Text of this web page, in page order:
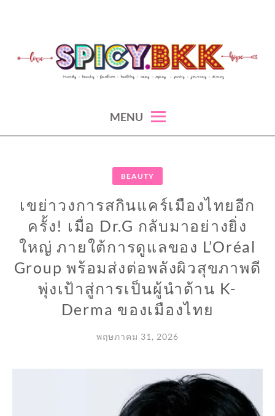
content
MENU
BEAUTY
เขย่าวงการสกินแคร์เมืองไทยอีก
ครั้ง! เมื่อ Dr.G กลับมาอย่างยิ่ง
ใหญ่ ภายใต้การดูแลของ L’Oréal
Group พร้อมส่งต่อพลังผิวสุขภาพดี
พุ่งเป้าสู่การเป็นผู้นำด้าน K-
Derma ของเมืองไทย
พฤษภาคม 31, 2026